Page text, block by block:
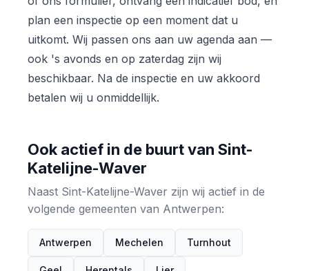
plan een inspectie op een moment dat u
uitkomt. Wij passen ons aan uw agenda aan —
ook 's avonds en op zaterdag zijn wij
beschikbaar. Na de inspectie en uw akkoord
betalen wij u onmiddellijk.
Ook actief in de buurt van Sint-
Katelijne-Waver
Naast Sint-Katelijne-Waver zijn wij actief in de
volgende gemeenten van Antwerpen:
Antwerpen Mechelen Turnhout